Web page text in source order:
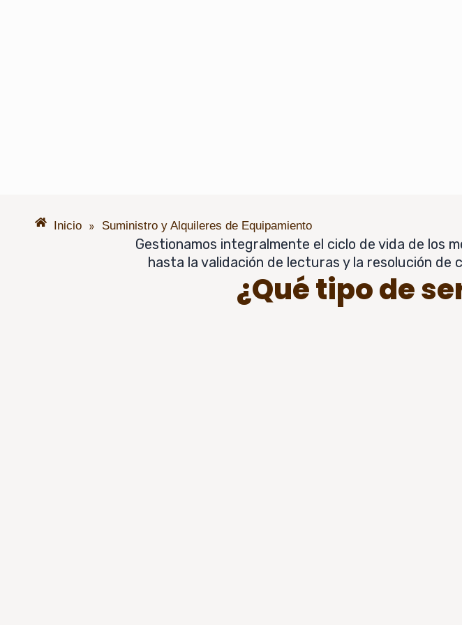
Inicio » Suministro y Alquileres de Equipamiento
Gestionamos integralmente el ciclo de vida de los
hasta la validación de lecturas y la resolución
¿Qué tipo de